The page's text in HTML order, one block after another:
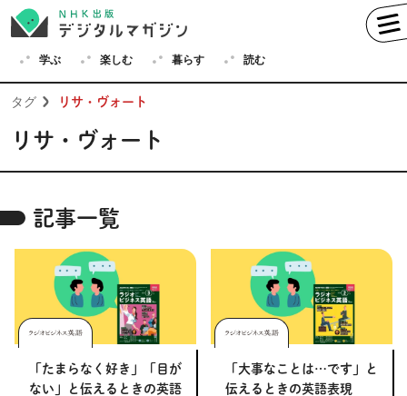
学ぶ 楽しむ 暮らす 読む
スペイン語 ロシア語
ハングル（韓国語）
楽しむ 趣味 俳句 短歌 囲碁
タグ リサ・ヴォート
リサ・ヴォート
記事一覧
「たまらなく好き」「目が
ない」と伝えるときの英語
「大事なことは…です」と
伝えるときの英語表現